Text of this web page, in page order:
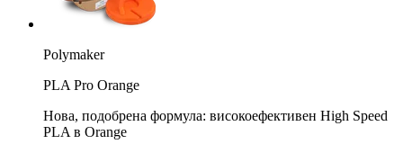
Polymaker
PLA Pro Orange
Нова, подобрена формула: високоефективен High Speed
PLA в Orange